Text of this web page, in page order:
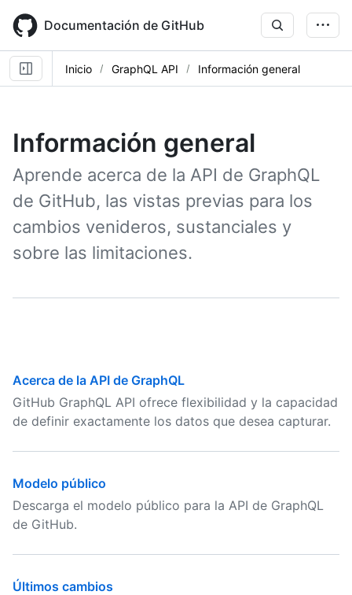
main
content
Documentación de GitHub
Inicio GraphQL API Información general
Información general
Aprende acerca de la API de GraphQL
de GitHub, las vistas previas para los
cambios venideros, sustanciales y
sobre las limitaciones.
Acerca de la API de GraphQL
GitHub GraphQL API ofrece flexibilidad y la capacidad
de definir exactamente los datos que desea capturar.
Modelo público
Descarga el modelo público para la API de GraphQL
de GitHub.
Últimos cambios